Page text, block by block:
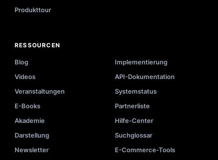
Produkttour
RESSOURCEN
Blog
Implementierung
Videos
API-Dokumentation
Veranstaltungen
Systemstatus
E-Books
Partnerliste
Akademie
Hilfe-Center
Darstellung
Suchglossar
Newsletter
E-Commerce-Tools